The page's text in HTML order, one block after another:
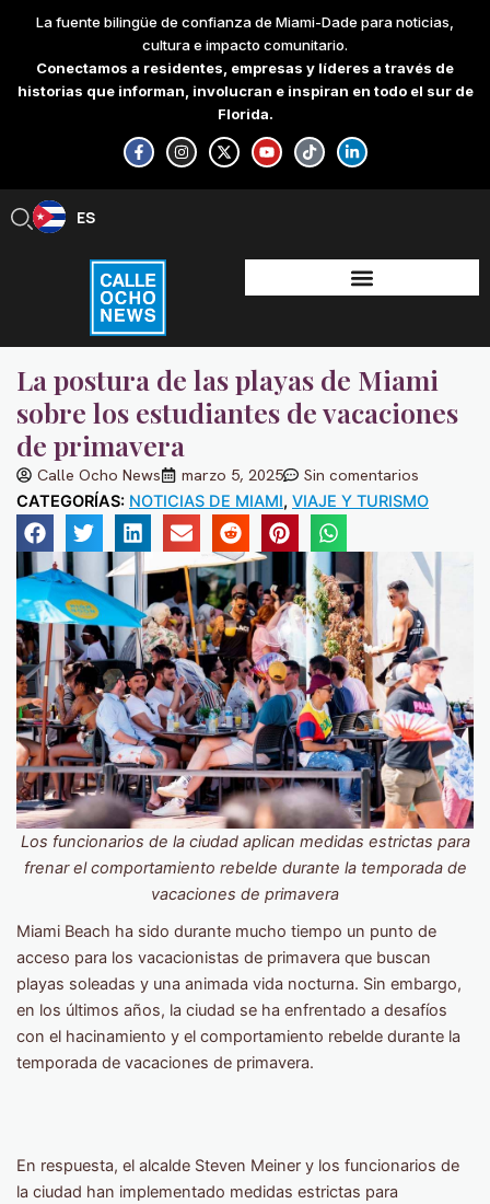
content
La fuente bilingüe de confianza de Miami-Dade para noticias,
cultura e impacto comunitario.
Conectamos a residentes, empresas y líderes a través de
historias que informan, involucran e inspiran en todo el sur de
Florida.
F
a
c
e
-
f
I
n
s
t
X
-
t
w
Y
o
u
t
T
i
k
t
L
i
n
k
-
i
n
ES
EN
La postura de las playas de Miami
sobre los estudiantes de vacaciones
de primavera
Calle Ocho News marzo 5, 2025 Sin comentarios
CATEGORÍAS: NOTICIAS DE MIAMI, VIAJE Y TURISMO
Los funcionarios de la ciudad aplican medidas estrictas para
frenar el comportamiento rebelde durante la temporada de
vacaciones de primavera
Miami Beach ha sido durante mucho tiempo un punto de
acceso para los vacacionistas de primavera que buscan
playas soleadas y una animada vida nocturna. Sin embargo,
en los últimos años, la ciudad se ha enfrentado a desafíos
con el hacinamiento y el comportamiento rebelde durante la
temporada de vacaciones de primavera.
En respuesta, el alcalde Steven Meiner y los funcionarios de
la ciudad han implementado medidas estrictas para